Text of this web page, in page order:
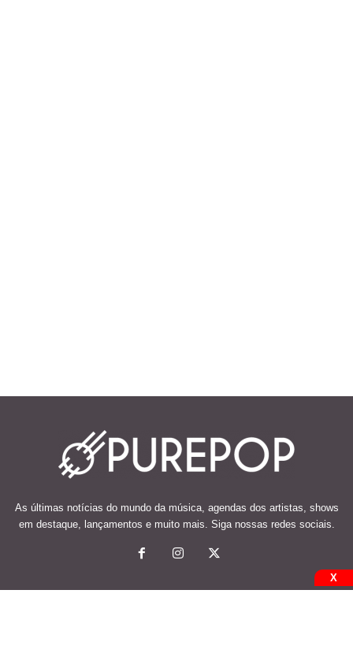
As últimas notícias do mundo da música, agendas dos artistas, shows
em destaque, lançamentos e muito mais. Siga nossas redes sociais.
X